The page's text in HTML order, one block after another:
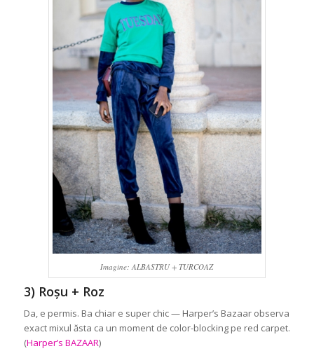
Imagine: ALBASTRU + TURCOAZ
3) Roșu + Roz
Da, e permis. Ba chiar e super chic — Harper’s Bazaar observa
exact mixul ăsta ca un moment de color-blocking pe red carpet.
(Harper’s BAZAAR)